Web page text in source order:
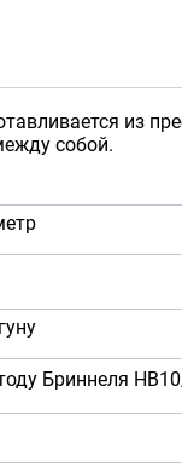
из
собой.
Бриннеля